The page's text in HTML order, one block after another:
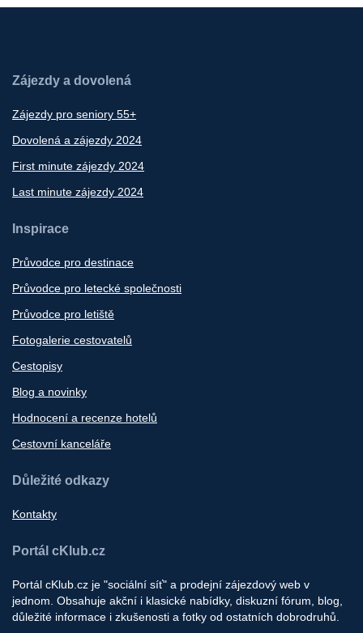
Zájezdy a dovolená
Zájezdy pro seniory 55+
Dovolená a zájezdy 2024
First minute zájezdy 2024
Last minute zájezdy 2024
Inspirace
Průvodce pro destinace
Průvodce pro letecké společnosti
Průvodce pro letiště
Fotogalerie cestovatelů
Cestopisy
Blog a novinky
Hodnocení a recenze hotelů
Cestovní kanceláře
Důležité odkazy
Kontakty
Portál cKlub.cz
Portál cKlub.cz je "sociální síť" a prodejní zájezdový web v
jednom. Obsahuje akční i klasické nabídky, diskuzní fórum, blog,
důležité informace i zkušenosti a fotky od ostatních dobrodruhů.